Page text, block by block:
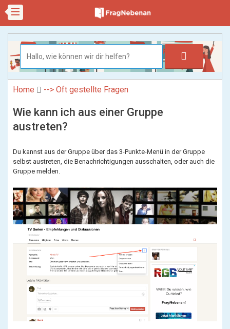
Home --> Oft gestellte Fragen
Wie kann ich aus einer Gruppe
austreten?
Du kannst aus der Gruppe über das 3-Punkte-Menü in der Gruppe
selbst austreten, die Benachrichtigungen ausschalten, oder auch die
Gruppe melden.